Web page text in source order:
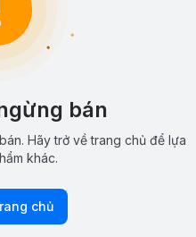
bán
Hãy trở về trang chủ để lựa
khác.
chủ